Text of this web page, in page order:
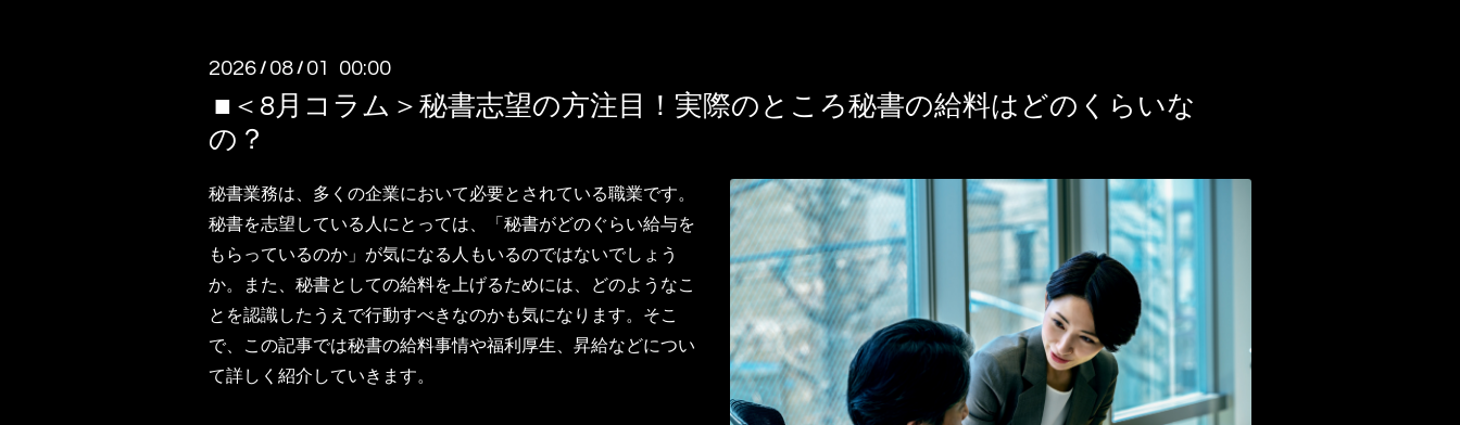
2026 / 08 / 01 00:00
■＜8月コラム＞秘書志望の方注目！実際のところ秘書の給料はどのくらいな
の？
秘書業務は、多くの企業において必要とされている職業です。
秘書を志望している人にとっては、「秘書がどのぐらい給与を
もらっているのか」が気になる人もいるのではないでしょう
か。また、秘書としての給料を上げるためには、どのようなこ
とを認識したうえで行動すべきなのかも気になります。そこ
で、この記事では秘書の給料事情や福利厚生、昇給などについ
て詳しく紹介していきます。